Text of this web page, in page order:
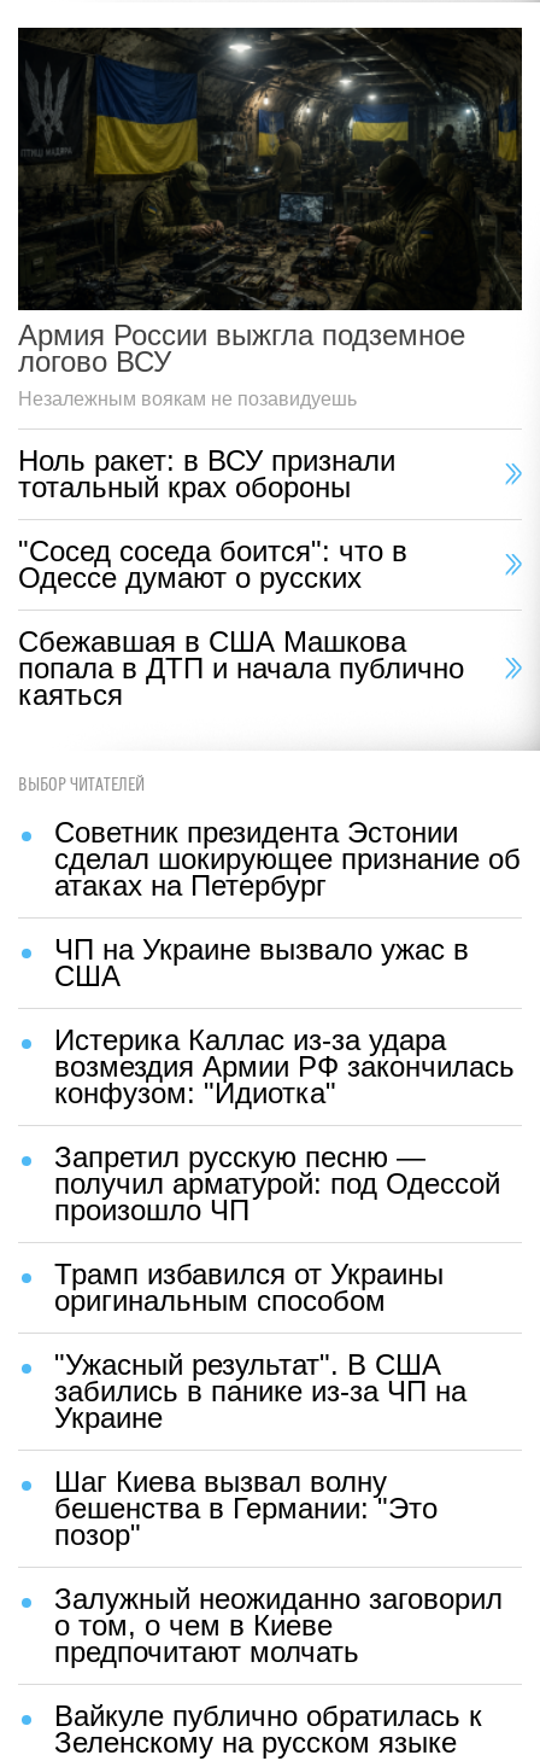
Армия России выжгла подземное
логово ВСУ
Незалежным воякам не позавидуешь
Ноль ракет: в ВСУ признали
тотальный крах обороны
"Сосед соседа боится": что в
Одессе думают о русских
Сбежавшая в США Машкова
попала в ДТП и начала публично
каяться
ВЫБОР ЧИТАТЕЛЕЙ
Советник президента Эстонии
сделал шокирующее признание об
атаках на Петербург
ЧП на Украине вызвало ужас в
США
Истерика Каллас из-за удара
возмездия Армии РФ закончилась
конфузом: "Идиотка"
Запретил русскую песню —
получил арматурой: под Одессой
произошло ЧП
Трамп избавился от Украины
оригинальным способом
"Ужасный результат". В США
забились в панике из-за ЧП на
Украине
Шаг Киева вызвал волну
бешенства в Германии: "Это
позор"
Залужный неожиданно заговорил
о том, о чем в Киеве
предпочитают молчать
Вайкуле публично обратилась к
Зеленскому на русском языке